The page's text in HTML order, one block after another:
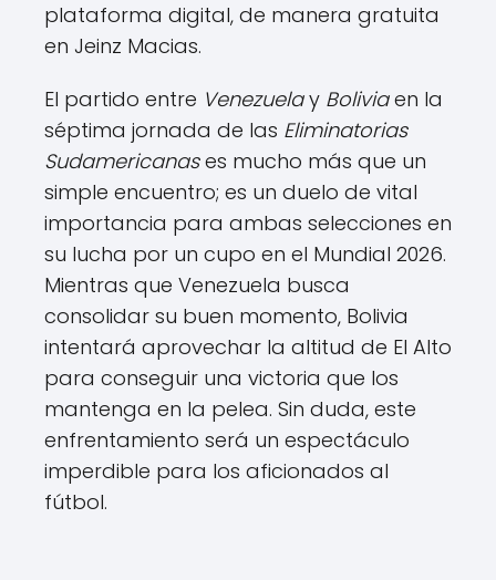
plataforma digital, de manera gratuita
en Jeinz Macias.
El partido entre Venezuelay Boliviaen la
séptima jornada de las Eliminatorias
Sudamericanases mucho más que un
simple encuentro; es un duelo de vital
importancia para ambas selecciones en
su lucha por un cupo en el Mundial 2026.
Mientras que Venezuela busca
consolidar su buen momento, Bolivia
intentará aprovechar la altitud de El Alto
para conseguir una victoria que los
mantenga en la pelea. Sin duda, este
enfrentamiento será un espectáculo
imperdible para los aficionados al
fútbol.